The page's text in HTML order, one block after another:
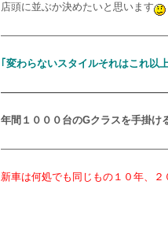
店頭に並ぶか決めたいと思います
｢変わらないスタイルそれはこれ以
年間１０００台のGクラスを手掛け
新車は何処でも同じもの１０年、２